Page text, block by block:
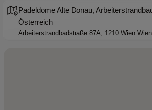
Padeldome Alte Donau,
Österreich
Arbeiterstrandbadstraße 87A, 1210 Wien